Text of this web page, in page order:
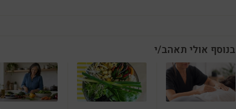
בנוסף אולי תאהב/י